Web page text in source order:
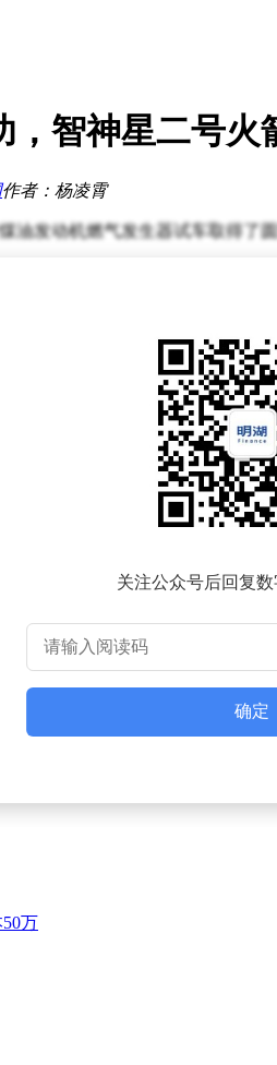
进
赴AGI
营迎新变局
2600万智神星二号火
作者：杨凌霄
油发动机燃气发生器试车取得
工况测试、高低混合比调整、
证。首先，发动机具备了重复
现稳定燃烧，突破了传统发动
于2%。
新方案概览。该火箭采用直径
构型则更为强大，起飞重量达
体运载火箭的研制工作加速推
关注公众号后回复数
确定
万